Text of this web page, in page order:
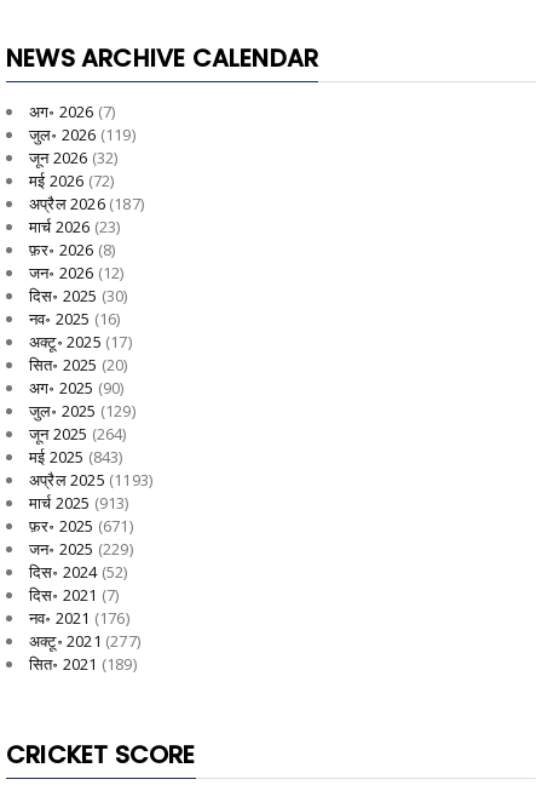
NEWS ARCHIVE CALENDAR
अग॰ 2026 (7)
जुल॰ 2026 (119)
जून 2026 (32)
मई 2026 (72)
अप्रैल 2026(187)
मार्च 2026 (23)
फ़र॰ 2026 (8)
जन॰ 2026 (12)
दिस॰ 2025 (30)
नव॰ 2025 (16)
अक्टू॰ 2025 (17)
सित॰ 2025 (20)
अग॰ 2025 (90)
जुल॰ 2025 (129)
जून 2025 (264)
मई 2025 (843)
अप्रैल 2025 (1193)
मार्च 2025 (913)
फ़र॰ 2025 (671)
जन॰ 2025 (229)
दिस॰ 2024(52)
दिस॰ 2021 (7)
नव॰ 2021 (176)
अक्टू॰ 2021 (277)
सित॰ 2021 (189)
CRICKET SCORE